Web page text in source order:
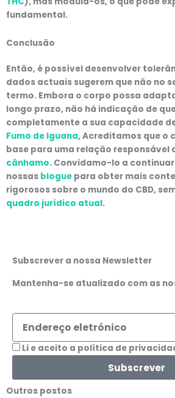
fundamental.
Conclusão
Então, é possível desenvolver
dados actuais sugerem que não no
termo. Embora o corpo possa
longo prazo, não há indicação de
completamente a sua capacidade
Fumo de Iguana, Acreditamos que o
base para uma relação responsável
cânhamo. Convidamo-lo a
nossas blogue para obter mais
rigorosos sobre o mundo do CBD,
quadro jurídico atual.
Subscrever a nossa Newsletter
Mantenha-se atualizado com as
Endereço
eletrónico
Aceitação
Li e aceito a política de
Subscrever
Outros postos